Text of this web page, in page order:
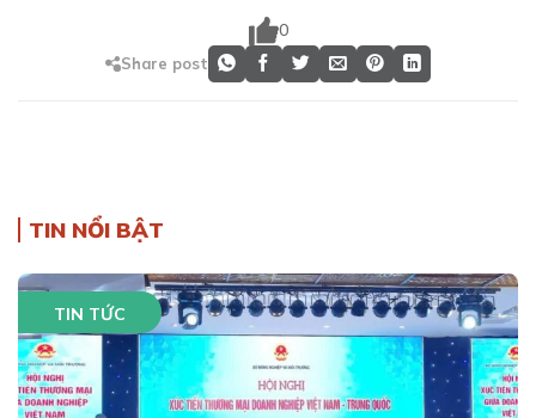
0
Share post
TIN NỔI BẬT
TIN TỨC